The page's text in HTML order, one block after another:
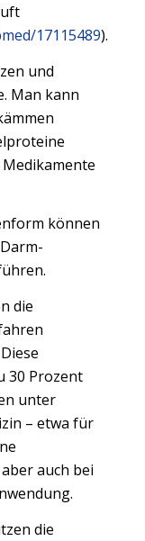
17115489).
und
Man kann
können
die
30 Prozent
unter
– etwa für
auch bei
die